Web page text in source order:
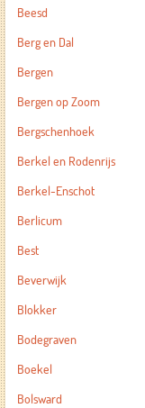
Beesd
Berg en Dal
Bergen
Bergen op Zoom
Bergschenhoek
Berkel en Rodenrijs
Berkel-Enschot
Berlicum
Best
Beverwijk
Blokker
Bodegraven
Boekel
Bolsward